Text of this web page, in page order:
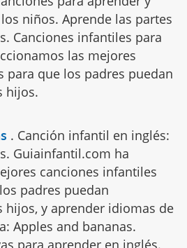
niños. Aprende las partes
Canciones infantiles para
las mejores
para que los padres puedan
hijos.
. Canción infantil en inglés:
Guiainfantil.com ha
canciones infantiles
padres puedan
hijos, y aprender idiomas de
Apples and bananas.
para aprender en inglés.